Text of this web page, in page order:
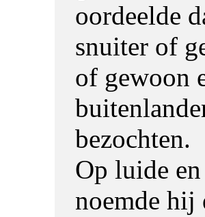
oordeelde
snuiter of
of gewoon
bezochten.
Op luide
noemde